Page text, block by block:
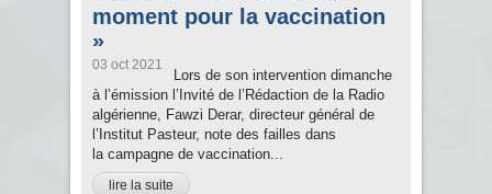
moment pour la vaccination
»
03 oct 2021
Lors de son intervention dimanche
à l’émission l’Invité de l’Rédaction de la Radio
algérienne, Fawzi Derar, directeur général de
l’Institut Pasteur, note des failles dans
la campagne de vaccination...
lire la suite